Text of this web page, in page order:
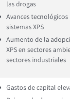
las drogas
Avances
sistemas XPS
Aumento de la
XPS en sectores
sectores industriales
Gastos de capital